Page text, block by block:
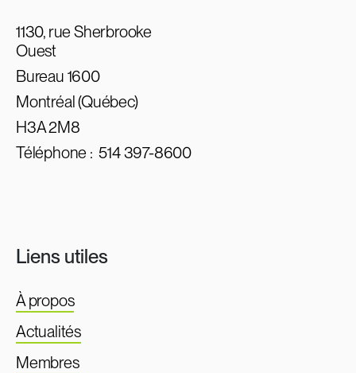
1130, rue Sherbrooke
Ouest
Bureau 1600
Montréal (Québec)
H3A 2M8
Téléphone :514 397-8600
Liens utiles
À propos
Actualités
Membres